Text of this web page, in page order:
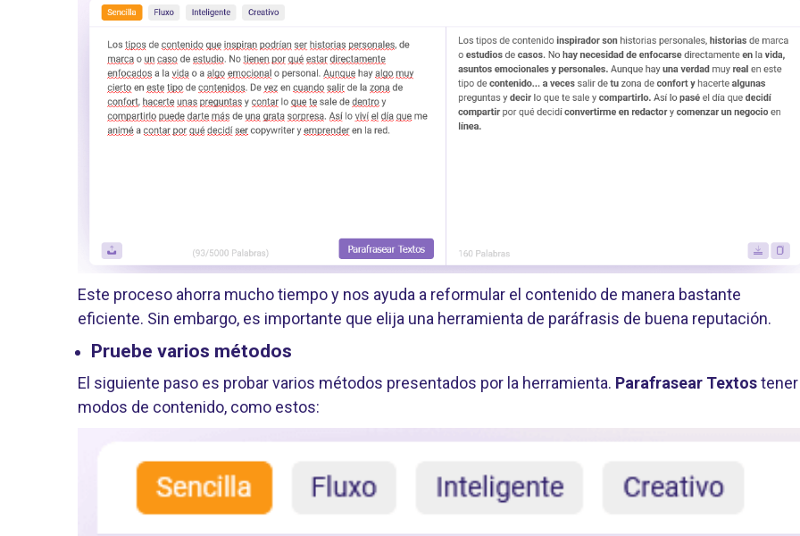
Este proceso ahorra mucho tiempo y nos ayuda a reformular el contenido de manera bastante
eficiente. Sin embargo, es importante que elija una herramienta de paráfrasis de buena reputación.
Pruebe varios métodos
El siguiente paso es probar varios métodos presentados por la herramienta. Parafrasear Textostener
modos de contenido, como estos: